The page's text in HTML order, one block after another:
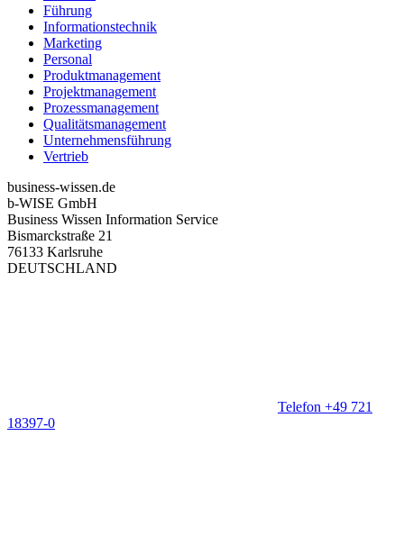
Führung
Informationstechnik
Marketing
Personal
Produktmanagement
Projektmanagement
Prozessmanagement
Qualitätsmanagement
Unternehmensführung
Vertrieb
business-wissen.de
b-WISE GmbH
Business Wissen Information Service
Bismarckstraße 21
76133 Karlsruhe
DEUTSCHLAND
Telefon +49 721
18397-0